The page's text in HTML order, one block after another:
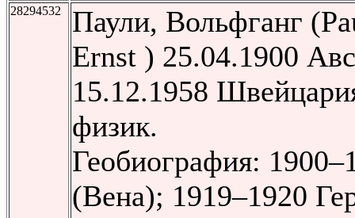
28294532
Паули, Вольфганг
Ernst ) 25.04.1900
15.12.1958
физик.
Геобиография:
(Вена); 1919–1920